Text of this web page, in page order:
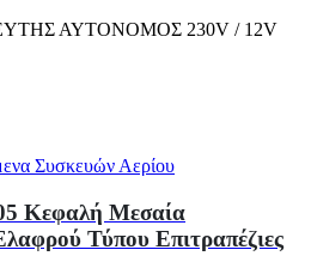
ΑΥΤΟΝΟΜΟΣ 230V / 12V
Συσκευών Αερίου
Κεφαλή Μεσαία
Τύπου Επιτραπέζιες